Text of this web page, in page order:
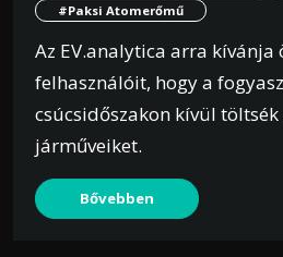
#Paksi Atomerőmű
Az EV.analytica arra kívánja
felhasználóit, hogy a
csúcsidőszakon kívül
járműveiket.
Bővebben